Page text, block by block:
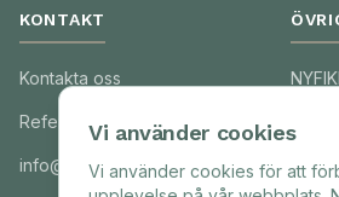
KONTAKT
Kontakta oss
Referenser
info@nyfikenmodellen.se
Vi använder cookies
Vi använder cookies för att